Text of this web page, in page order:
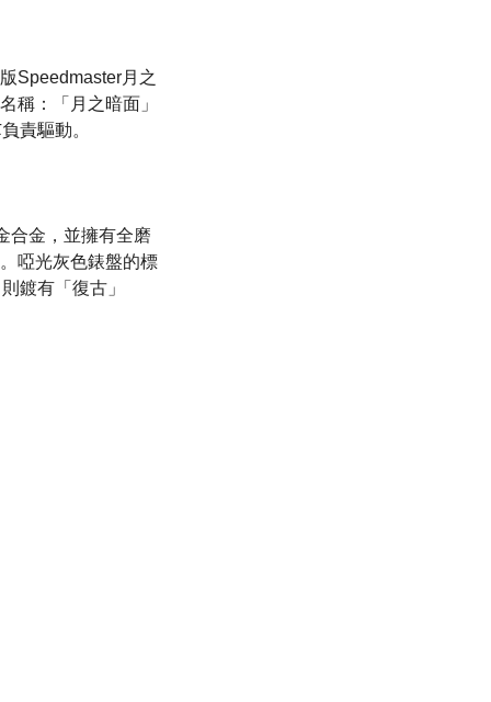
Speedmaster月之
稱：「月之暗面」
責驅動。
合金，並擁有全磨
啞光灰色錶盤的標
鍍有「復古」